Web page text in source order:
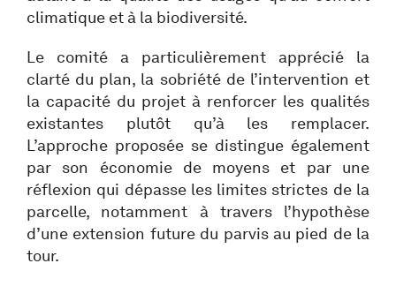
climatique et à la biodiversité.
Le comité a particulièrement apprécié la
clarté du plan, la sobriété de l’intervention et
la capacité du projet à renforcer les qualités
existantes plutôt qu’à les remplacer.
L’approche proposée se distingue également
par son économie de moyens et par une
réflexion qui dépasse les limites strictes de la
parcelle, notamment à travers l’hypothèse
d’une extension future du parvis au pied de la
tour.